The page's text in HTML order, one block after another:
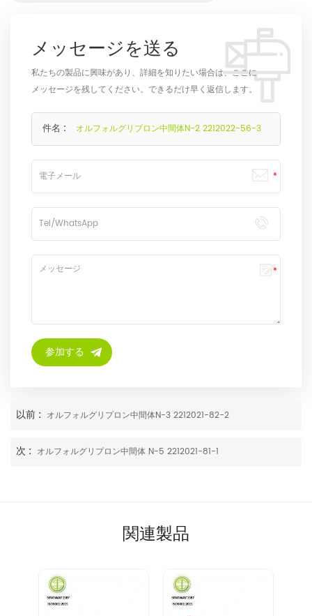
メッセージを送る
私たちの製品に興味があり、詳細を知りたい場合は、ここに
メッセージを残してください。できるだけ早く返信します。
件名 : オルフォルグリプロン中間体N-2 2212022-56-3
以前 : オルフォルグリプロン中間体N-3 2212021-82-2
次 : オルフォルグリプロン中間体 N-5 2212021-81-1
関連製品